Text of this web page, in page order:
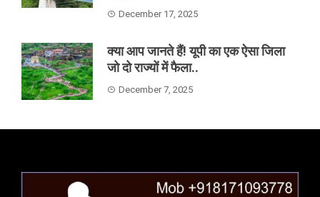
December 17, 2025
क्या आप जानते हैं! यूपी का एक ऐसा जिला
जो दो राज्यों में फैला..
December 7, 2025